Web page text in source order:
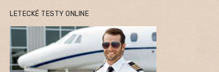
LETECKÉ TESTY ONLINE